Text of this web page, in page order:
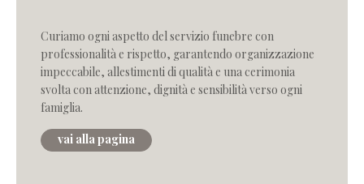
Curiamo ogni aspetto del servizio funebre con
professionalità e rispetto, garantendo organizzazione
impeccabile, allestimenti di qualità e una cerimonia
svolta con attenzione, dignità e sensibilità verso ogni
famiglia.
vai alla pagina